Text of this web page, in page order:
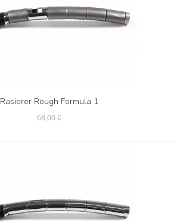
Rasierer Rough Formula 1
68,00 €